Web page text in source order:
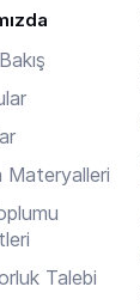
Materyalleri
Talebi